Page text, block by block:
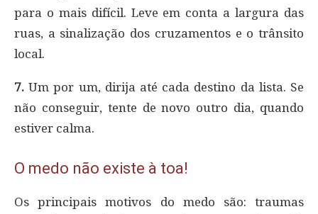
para o mais difícil. Leve em conta a largura das
ruas, a sinalização dos cruzamentos e o trânsito
local.
7. Um por um, dirija até cada destino da lista. Se
não conseguir, tente de novo outro dia, quando
estiver calma.
O medo não existe à toa!
Os principais motivos do medo são: traumas